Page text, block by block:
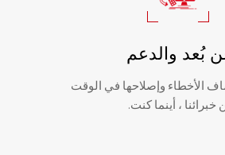
بُعد والدعم
الأخطاء وإصلاحها في الوقت
، أينما كنت.